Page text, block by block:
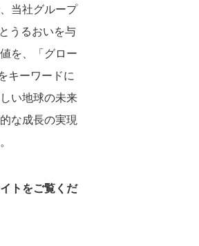
推進体制
ダーダイバー
個性への対応
当社グループ
うるおいを与
を、「グロー
キーワードに
い地球の未来
な成長の実現
トをご覧くだ